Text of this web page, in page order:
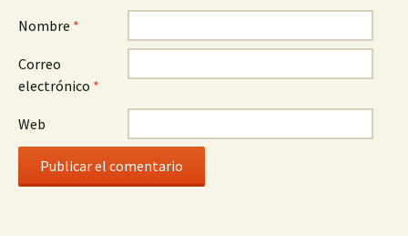
Nombre *
Correo
electrónico *
Web